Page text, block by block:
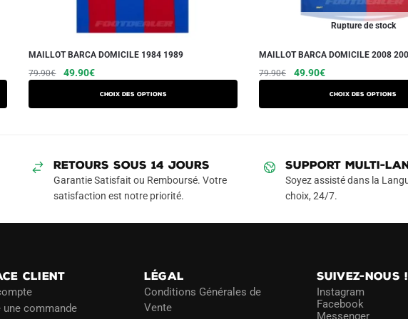
MAILLOT BARCA DOMICILE 1984 1989
79.90€
Le
49.90€Le
Choix des options
Ce
produit
a
Les
options
peuvent
Rupture de stock
MAILLOT BARCA DOMICILE 2008
79.90€
Le
49.90€Le
Choix des options
Ce
produit
a
Les
options
peuvent
page
du
RETOURS SOUS 14 JOURS
Garantie Satisfait ou Remboursé. Votre
satisfaction est notre priorité.
SUPPORT MULTI-
Soyez assisté dans la
choix, 24/7.
CLIENT
une commande
LÉGAL
Conditions Générales de
Vente
SUIVEZ-NOUS !
Instagram
Facebook
Messenger